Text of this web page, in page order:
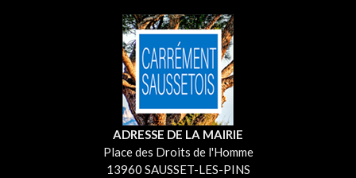
ADRESSE DE LA MAIRIE
Place des Droits de l'Homme
13960 SAUSSET-LES-PINS